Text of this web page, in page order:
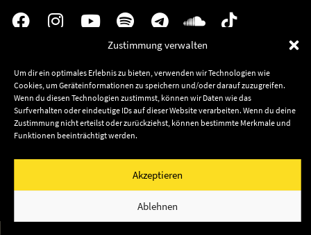
Zustimmung verwalten
Um dir ein optimales Erlebnis zu bieten, verwenden wir Technologien wie
Cookies, um Geräteinformationen zu speichern und/oder darauf zuzugreifen.
Wenn du diesen Technologien zustimmst, können wir Daten wie das
Surfverhalten oder eindeutige IDs auf dieser Website verarbeiten. Wenn du deine
Zustimmung nicht erteilst oder zurückziehst, können bestimmte Merkmale und
Funktionen beeinträchtigt werden.
Akzeptieren
Ablehnen
Audiolith
News
Artists
Releases
Contact Us
Dates
Shop
© 2003–2026 Audiolith International GmbH & Audiolith